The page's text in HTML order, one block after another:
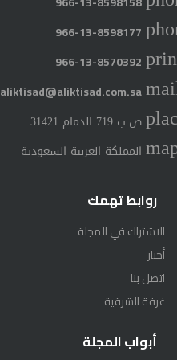
966-13-8598177
966-13-8570392
aliktisad@aliktisad.com.sa
ص.ب 719 الدمام 31421
المملكة العربية السعودية
روابط تهمك
الاشتراك في المجلة
أخبار
اتصل بنا
غرفة الشرقية
أبواب المجلة